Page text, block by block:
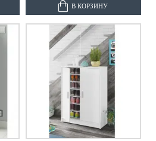
В КОРЗИНУ